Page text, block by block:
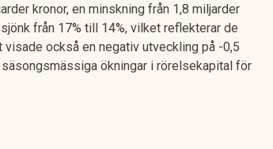
kronor, en minskning från 1,8 miljarder
från 17% till 14%, vilket reflekterar de
också en negativ utveckling på -0,5
ökningar i rörelsekapital för